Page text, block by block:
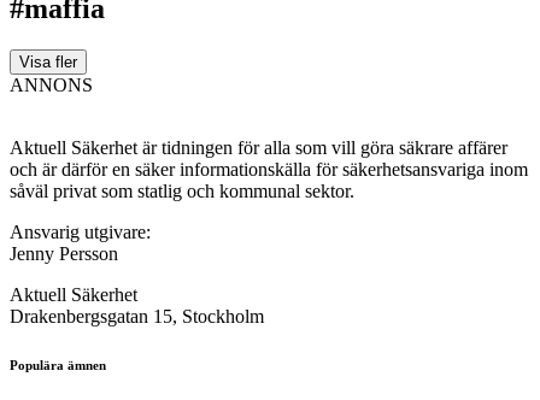
#maffia
Visa fler
ANNONS
Aktuell Säkerhet är tidningen för alla som vill göra säkrare affärer
och är därför en säker informationskälla för säkerhets­ansvariga inom
såväl privat som statlig och kommunal sektor.
Ansvarig utgivare:
Jenny Persson
Aktuell Säkerhet
Drakenbergsgatan 15, Stockholm
Populära ämnen